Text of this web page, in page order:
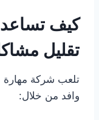
كيف
تقليل
تلعب شركة
وافد من خلال: